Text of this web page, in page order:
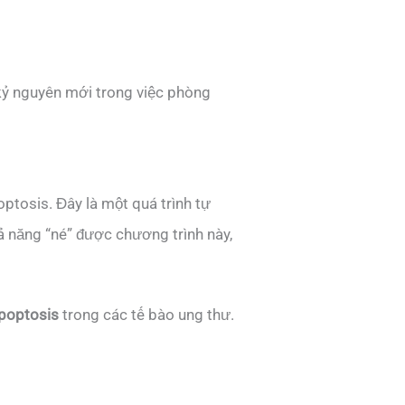
nguyên mới trong việc phòng
Đây là một quá trình tự
“né” được chương trình này,
trong các tế bào ung thư.